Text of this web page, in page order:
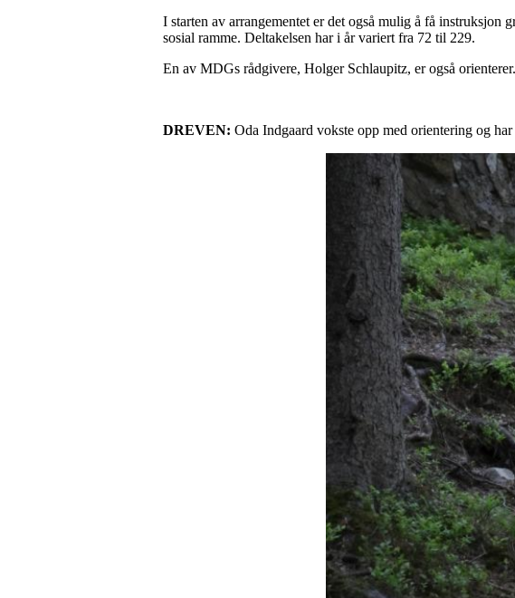
I starten av arrangementet er det også mulig å få instruksjon
sosial ramme. Deltakelsen har i år variert fra 72 til 229.
En av MDGs rådgivere, Holger Schlaupitz, er også orienterer.
DREVEN: Oda Indgaard vokste opp med orientering og